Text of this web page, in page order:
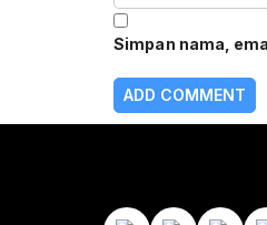
Simpan nama,